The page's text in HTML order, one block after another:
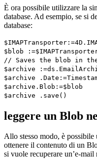
È ora possibile utilizzare la
database. Ad esempio, se si
database:
$IMAPTransporter :=4D .
$blob :=
// Saves the blob in
$archive :=ds .
$archive . Date :=
$archive . Blob :=$blob
$archive . save ()
leggere un Blob
Allo stesso modo, è
ottenere il contenuto di un
si vuole recuperare un’e-mail